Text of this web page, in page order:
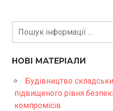
НОВІ МАТЕРІАЛИ
Будівництво
підвищеного рівня
компромісів